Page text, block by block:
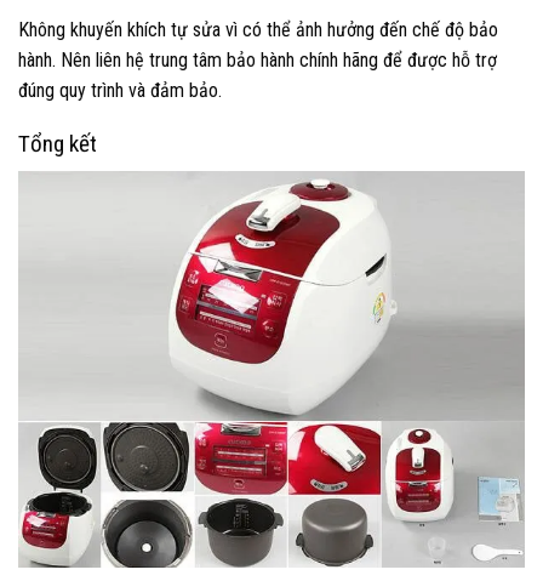
Không khuyến khích tự sửa vì có thể ảnh hưởng đến chế độ bảo
hành. Nên liên hệ trung tâm bảo hành chính hãng để được hỗ trợ
đúng quy trình và đảm bảo.
Tổng kết